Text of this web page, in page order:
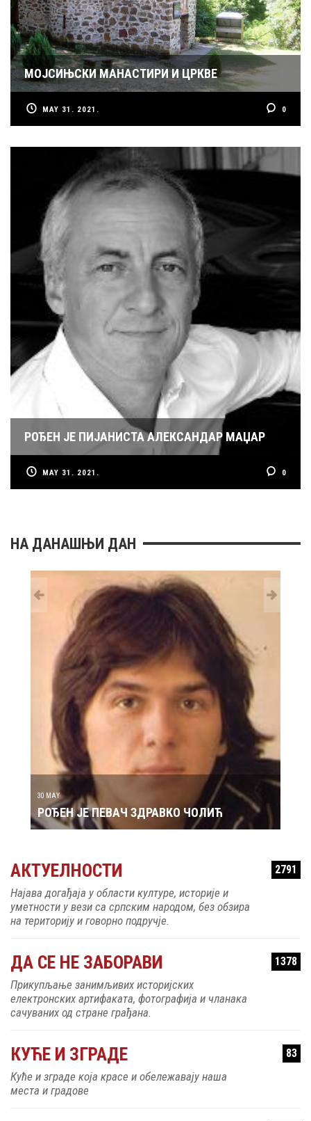
МОЈСИЊСКИ МАНАСТИРИ И ЦРКВЕ
MAY 31. 2021. 0
РОЂЕН ЈЕ ПИЈАНИСТА АЛЕКСАНДАР МАЏАР
MAY 31. 2021. 0
НА ДАНАШЊИ ДАН
30 MAY
РОЂЕН ЈЕ ПЕВАЧ ЗДРАВКО ЧОЛИЋ
АКТУЕЛНОСТИ 2791
Најава догађаја у области културе, историје и
уметности у вези са српским народом, без обзира
на територију и говорно подручје.
ДА СЕ НЕ ЗАБОРАВИ 1378
Прикупљање занимљивих историјских
електронских артифаката, фотографија и чланака
сачуваних од стране грађана.
КУЋЕ И ЗГРАДЕ 83
Куће и зграде која красе и обележавају наша
места и градове